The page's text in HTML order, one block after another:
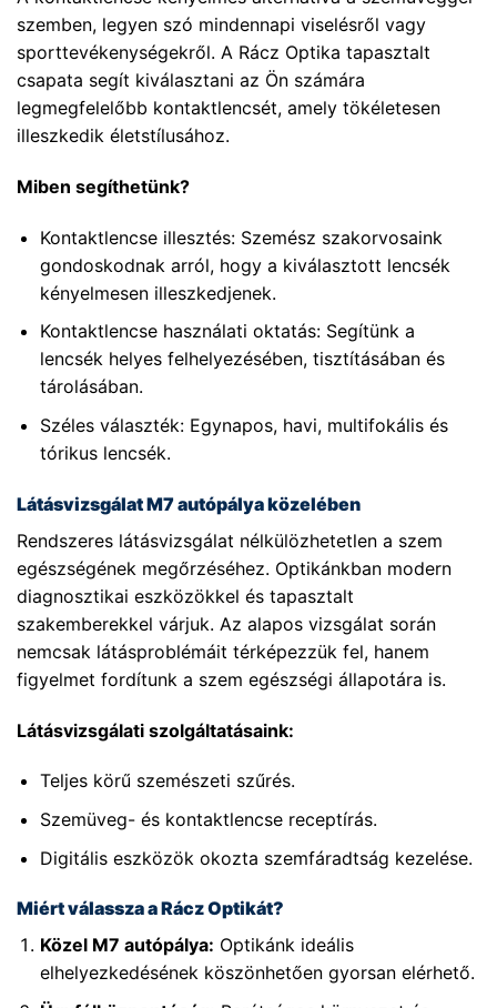
szemben, legyen szó mindennapi viselésről vagy
sporttevékenységekről. A Rácz Optika tapasztalt
csapata segít kiválasztani az Ön számára
legmegfelelőbb kontaktlencsét, amely tökéletesen
illeszkedik életstílusához.
Miben segíthetünk?
Kontaktlencse illesztés: Szemész szakorvosaink
gondoskodnak arról, hogy a kiválasztott lencsék
kényelmesen illeszkedjenek.
Kontaktlencse használati oktatás: Segítünk a
lencsék helyes felhelyezésében, tisztításában és
tárolásában.
Széles választék: Egynapos, havi, multifokális és
tórikus lencsék.
Látásvizsgálat M7 autópálya közelében
Rendszeres látásvizsgálat nélkülözhetetlen a szem
egészségének megőrzéséhez. Optikánkban modern
diagnosztikai eszközökkel és tapasztalt
szakemberekkel várjuk. Az alapos vizsgálat során
nemcsak látásproblémáit térképezzük fel, hanem
figyelmet fordítunk a szem egészségi állapotára is.
Látásvizsgálati szolgáltatásaink:
Teljes körű szemészeti szűrés.
Szemüveg- és kontaktlencse receptírás.
Digitális eszközök okozta szemfáradtság kezelése.
Miért válassza a Rácz Optikát?
Közel M7 autópálya: Optikánk ideális
elhelyezkedésének köszönhetően gyorsan elérhető.